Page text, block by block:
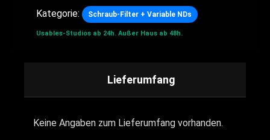
Kategorie: Schraub-Filter + Variable NDs
Usables-Studios ab 24h. Außer Haus ab 48h.
Lieferumfang
Keine Angaben zum Lieferumfang vorhanden.